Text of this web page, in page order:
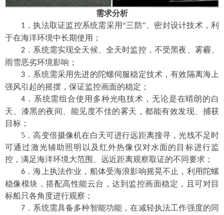
需求分析
1．执法取证监控系统需采用“三防”、密封设计技术，利
于在海洋环境中长期使用；
2． 系统需实现全天候、全天时监控，不受黑夜、雾霾、
雨雪恶劣环境影响；
3． 系统需采用先进的陀螺伺服稳定技术，有效隔离海上
强风引起的摇摆，保证监控画面的稳定；
4． 系统需组合使用多种光电技术，无论是在晴朗的白
天、漆黑的夜间、能见度不佳的雾天，都能有效发现、捕获
目标；
5．高变倍摄像机在白天可进行远距离搜寻 ，光线不足时
可通过激光辅助照明以及红外热像仪对水面的目标进行监
控 ， 满足海洋环境大范围、远近距离观察取证的不同要求 ；
6．海上执法作业，船体受海浪影响摇晃不止，利用陀螺
稳像模块，搭配高性能云台，达到监控画面稳定，且可对目
标船只各角度进行观察；
7． 系统需具备多种智能功能，在减轻执法工作强度的同